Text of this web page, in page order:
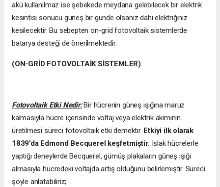
akü kullanılmaz ise şebekede meydana gelebilecek bir elektrik
kesintisi sonucu güneş bir günde olsanız dahi elektriğiniz
kesilecektir. Bu sebepten on-grid fotovoltaik sistemlerde
batarya desteği de önerilmektedir.
(ON-GRİD FOTOVOLTAİK SİSTEMLER)
Fotovoltaik Etki Nedir:Bir hücrenin güneş ışığına maruz
kalmasıyla hücre içerisinde voltaj veya elektrik akımının
üretilmesi süreci fotovoltaik etki demektir. Etkiyi ilk olarak
1839’da Edmond Becquerel keşfetmiştir. Islak hücrelerle
yaptığı deneylerde Becquerel, gümüş plakaların güneş ışığı
almasıyla hücredeki voltajda artış olduğunu belirlemiştir. Süreci
şöyle anlatabiliriz;